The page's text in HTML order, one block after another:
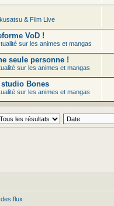
& Film Live
VoD !
sur les animes et mangas
seule personne !
sur les animes et mangas
Bones
sur les animes et mangas
flux